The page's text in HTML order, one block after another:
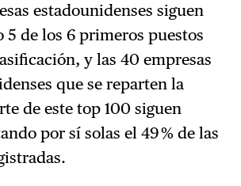
estadounidenses siguen
5 de los 6 primeros puestos
y las 40 empresas
que se reparten la
de este top 100 siguen
por sí solas el 49 % de las